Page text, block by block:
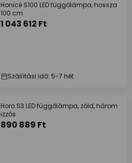
Honicé S100 LED függőlámpa, hossza
100 cm
1 043 612 Ft
Szállítási idő: 5-7 hét
Horo S3 LED függőlámpa, zöld, három
izzós
890 889 Ft